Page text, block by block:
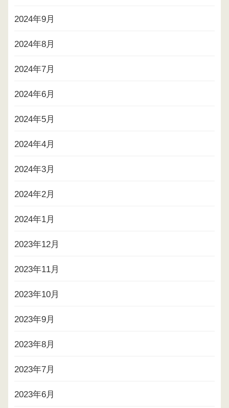
2024年9月
2024年8月
2024年7月
2024年6月
2024年5月
2024年4月
2024年3月
2024年2月
2024年1月
2023年12月
2023年11月
2023年10月
2023年9月
2023年8月
2023年7月
2023年6月